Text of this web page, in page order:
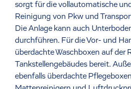
sorgt für die vollautomatische
Reinigung von Pkw und
Die Anlage kann auch
durchführen. Für die Vor- und
überdachte Waschboxen auf der
Tankstellengebäudes bereit.
ebenfalls überdachte